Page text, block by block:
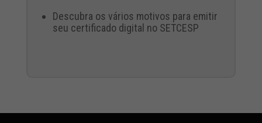
Descubra os vários motivos para emitir
seu certificado digital no SETCESP